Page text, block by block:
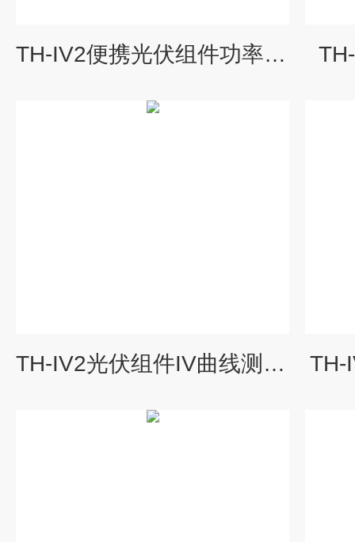
TH-IV2便携光伏组件功率测试仪
TH-IV2光伏组件IV曲线测试仪 TH-